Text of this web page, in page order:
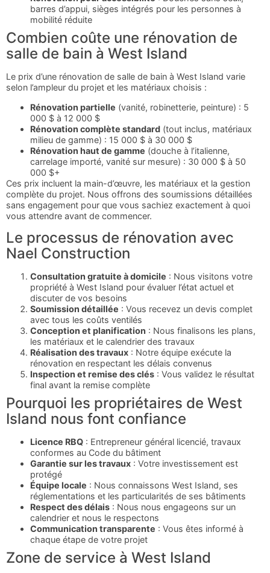
barres d’appui, sièges intégrés pour les personnes à
mobilité réduite
Combien coûte une rénovation de
salle de bain à West Island
Le prix d’une rénovation de salle de bain à West Island varie
selon l’ampleur du projet et les matériaux choisis :
Rénovation partielle (vanité, robinetterie, peinture) : 5
000 $ à 12 000 $
Rénovation complète standard (tout inclus, matériaux
milieu de gamme) : 15 000 $ à 30 000 $
Rénovation haut de gamme (douche à l’italienne,
carrelage importé, vanité sur mesure) : 30 000 $ à 50
000 $+
Ces prix incluent la main-d’œuvre, les matériaux et la gestion
complète du projet. Nous offrons des soumissions détaillées
sans engagement pour que vous sachiez exactement à quoi
vous attendre avant de commencer.
Le processus de rénovation avec
Nael Construction
Consultation gratuite à domicile : Nous visitons votre
propriété à West Island pour évaluer l’état actuel et
discuter de vos besoins
Soumission détaillée : Vous recevez un devis complet
avec tous les coûts ventilés
Conception et planification : Nous finalisons les plans,
les matériaux et le calendrier des travaux
Réalisation des travaux : Notre équipe exécute la
rénovation en respectant les délais convenus
Inspection et remise des clés : Vous validez le résultat
final avant la remise complète
Pourquoi les propriétaires de West
Island nous font confiance
Licence RBQ : Entrepreneur général licencié, travaux
conformes au Code du bâtiment
Garantie sur les travaux : Votre investissement est
protégé
Équipe locale : Nous connaissons West Island, ses
réglementations et les particularités de ses bâtiments
Respect des délais : Nous nous engageons sur un
calendrier et nous le respectons
Communication transparente : Vous êtes informé à
chaque étape de votre projet
Zone de service à West Island